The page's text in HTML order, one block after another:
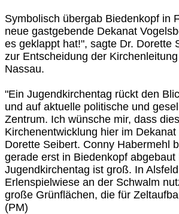
Symbolisch übergab Biedenkopf in
neue gastgebende Dekanat
es geklappt hat!", sagte Dr. Dorette
zur Entscheidung der
Nassau.
"Ein Jugendkirchentag rückt den
und auf aktuelle politische und
Zentrum. Ich wünsche mir, dass
Kirchenentwicklung hier im
Dorette Seibert. Conny Habermehl
gerade erst in Biedenkopf
Jugendkirchentag ist groß. In
Erlenspielwiese an der Schwalm
große Grünflächen, die für
(PM)